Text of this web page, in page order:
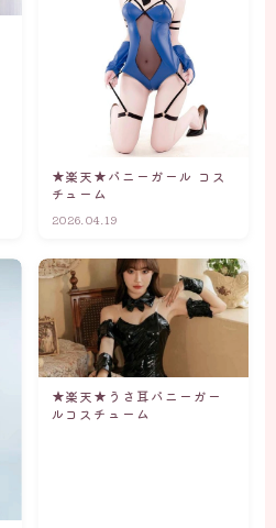
★楽天★バニーガール コス
チューム
2026.04.19
★楽天★うさ耳バニーガー
ルコスチューム